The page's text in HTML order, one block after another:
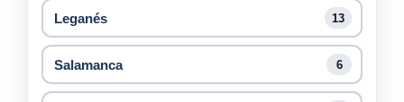
Leganés 13
Salamanca 6